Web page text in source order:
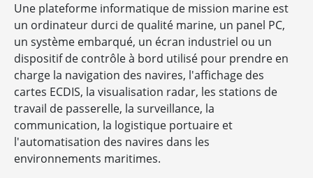
Une plateforme informatique de mission marine est
un ordinateur durci de qualité marine, un panel PC,
un système embarqué, un écran industriel ou un
dispositif de contrôle à bord utilisé pour prendre en
charge la navigation des navires, l'affichage des
cartes ECDIS, la visualisation radar, les stations de
travail de passerelle, la surveillance, la
communication, la logistique portuaire et
l'automatisation des navires dans les
environnements maritimes.